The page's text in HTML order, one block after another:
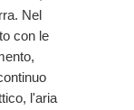
Nel
con le
l'aria